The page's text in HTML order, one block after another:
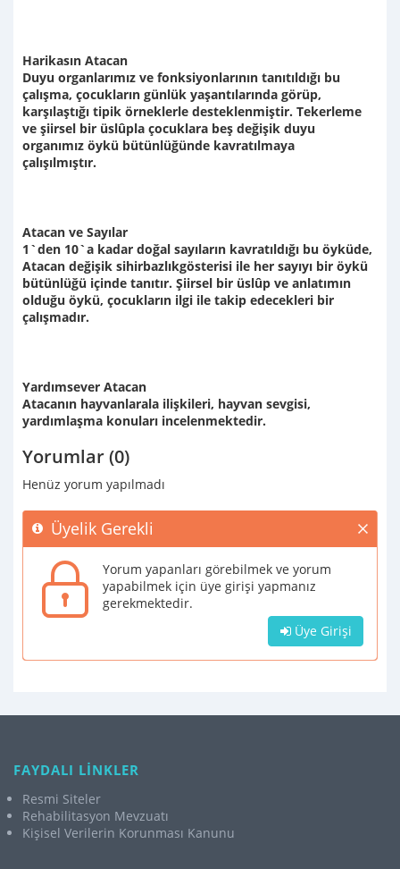
Harikasın Atacan
Duyu organlarımız ve fonksiyonlarının tanıtıldığı bu
çalışma, çocukların günlük yaşantılarında görüp,
karşılaştığı tipik örneklerle desteklenmiştir. Tekerleme
ve şiirsel bir üslûpla çocuklara beş değişik duyu
organımız öykü bütünlüğünde kavratılmaya
çalışılmıştır.
Atacan ve Sayılar
1`den 10`a kadar doğal sayıların kavratıldığı bu öyküde,
Atacan değişik sihirbazlıkgösterisi ile her sayıyı bir öykü
bütünlüğü içinde tanıtır. Şiirsel bir üslûp ve anlatımın
olduğu öykü, çocukların ilgi ile takip edecekleri bir
çalışmadır.
Yardımsever Atacan
Atacanın hayvanlarala ilişkileri, hayvan sevgisi,
yardımlaşma konuları incelenmektedir.
Yorumlar (0)
Henüz yorum yapılmadı
Üyelik Gerekli
Yorum yapanları görebilmek ve yorum
yapabilmek için üye girişi yapmanız
gerekmektedir.
Üye Girişi
FAYDALI LİNKLER
Resmi Siteler
Rehabilitasyon Mevzuatı
Kişisel Verilerin Korunması Kanunu